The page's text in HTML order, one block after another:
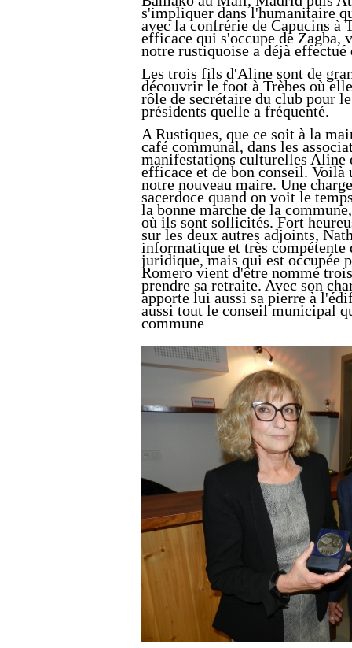
s'impliquer dans l'humanitaire
avec la confrérie de Capucins à
efficace qui s'occupe de Zagba,
notre rustiquoise a déjà effectué
Les trois fils d'Aline sont de
découvrir le foot à Trèbes où
rôle de secrétaire du club pour
présidents quelle a fréquenté.
A Rustiques, que ce soit à la
café communal, dans les
manifestations culturelles Aline
efficace et de bon conseil. Voilà
notre nouveau maire. Une
sacerdoce quand on voit le
la bonne marche de la
où ils sont sollicités. Fort
sur les deux autres adjoints,
informatique et très compétente
juridique, mais qui est occupée
Romero vient d'être nommé
prendre sa retraite. Avec son
apporte lui aussi sa pierre à
aussi tout le conseil municipal
commune